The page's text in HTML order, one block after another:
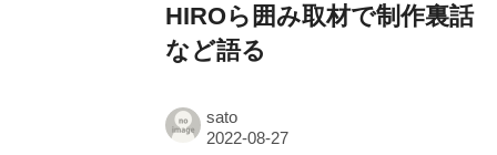
HIROら囲み取材で制作裏話
など語る
sato